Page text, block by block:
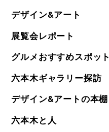
デザイン&アート
展覧会レポート
グルメおすすめスポット
六本木ギャラリー探訪
デザイン&アートの本棚
六本木と人